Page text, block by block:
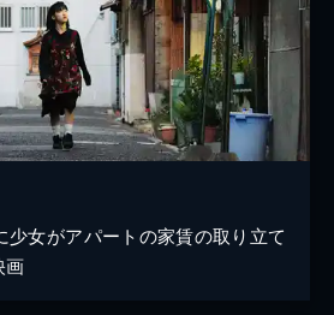
少女がアパートの家賃の取り立て
画